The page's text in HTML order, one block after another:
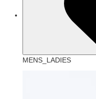
MENS_LADIES